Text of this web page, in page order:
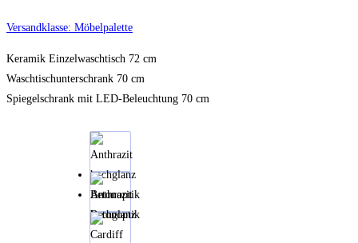
Versandklasse: Möbelpalette
Keramik Einzelwaschtisch 72 cm
Waschtischunterschrank 70 cm
Spiegelschrank mit LED-Beleuchtung 70 cm
Anthrazit
hochglanz
Betonoptik